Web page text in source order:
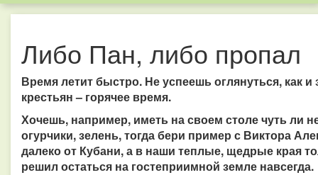
Либо Пан, либо пропал
Время летит быстро. Не успеешь оглянуться, как
крестьян – горячее время.
Хочешь, например, иметь на своем столе чуть ли
огурчики, зелень, тогда бери пример с Виктора
далеко от Кубани, а в наши теплые, щедрые края
решил остаться на гостеприимной земле навсегда.